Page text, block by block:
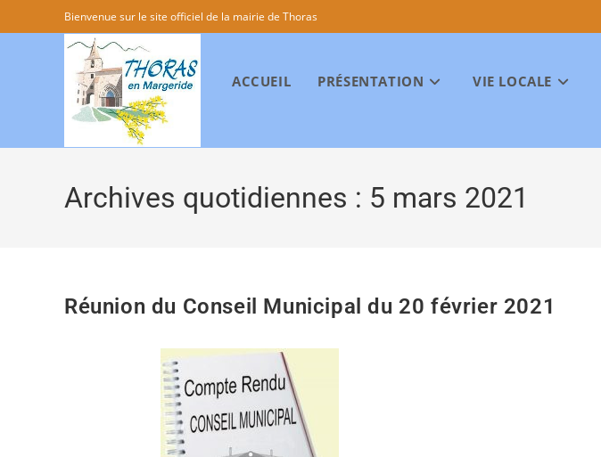
Bienvenue sur le site officiel de la mairie de Thoras
ACCUEIL PRÉSENTATION VIE LOCALE
Archives quotidiennes : 5 mars 2021
Réunion du Conseil Municipal du 20 février 2021